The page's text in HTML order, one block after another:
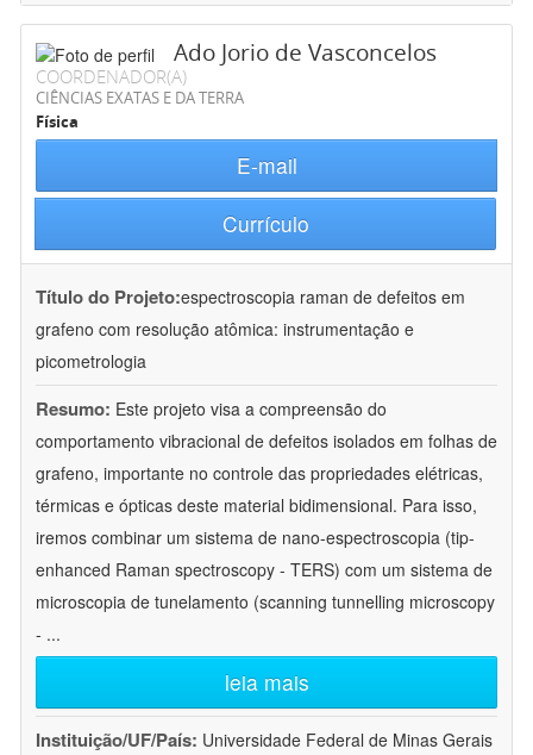
Ado Jorio de Vasconcelos
COORDENADOR(A)
CIÊNCIAS EXATAS E DA TERRA
Física
E-mail
Currículo
Título do Projeto:espectroscopia raman de defeitos em
grafeno com resolução atômica: instrumentação e
picometrologia
Resumo: Este projeto visa a compreensão do
comportamento vibracional de defeitos isolados em folhas de
grafeno, importante no controle das propriedades elétricas,
térmicas e ópticas deste material bidimensional. Para isso,
iremos combinar um sistema de nano-espectroscopia (tip-
enhanced Raman spectroscopy - TERS) com um sistema de
microscopia de tunelamento (scanning tunnelling microscopy
- ...
leia mais
Instituição/UF/País: Universidade Federal de Minas Gerais